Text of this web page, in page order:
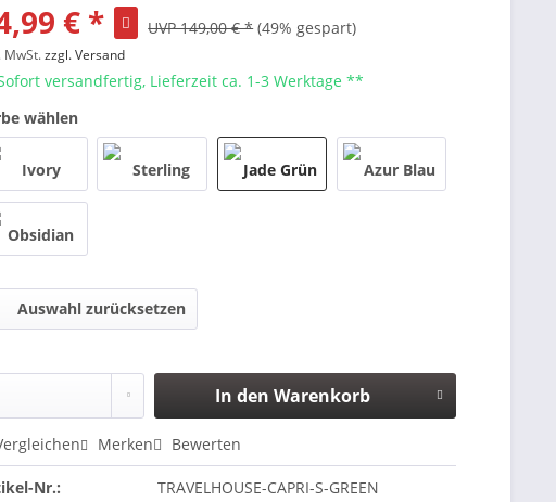
€ * UVP 149,00 € * (49% gespart)
MwSt.zzgl. Versand
versandfertig, Lieferzeit ca. 1-3 Werktage **
wählen
Auswahl zurücksetzen
In den Warenkorb
Merken Bewerten
Nr.:
TRAVELHOUSE-CAPRI-S-GREEN